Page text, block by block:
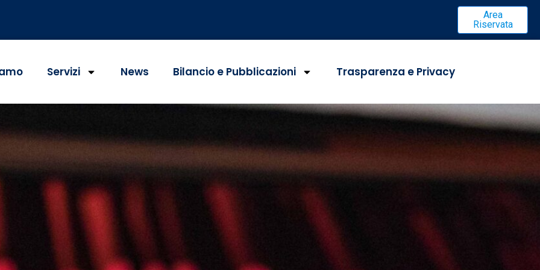
Area
Riservata
Servizi News Bilancio e Pubblicazioni Trasparenza e Privacy